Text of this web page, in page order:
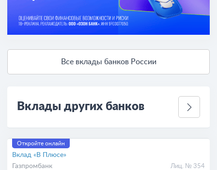
Все вклады банков России
Вклады других банков
Откройте онлайн
Вклад «В Плюсе»
Газпромбанк
Лиц. № 354